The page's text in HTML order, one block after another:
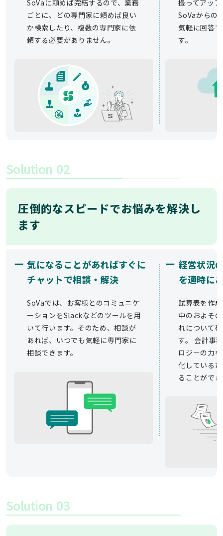
SoVaに頼めば完結するので、業務
ごとに、どの専門家に頼めば良い
か検索したり、複数の専門家に依
頼する必要がありません。
撮ってアッ
SoVaからの
気軽に回答
す。
Solution 02
圧倒的なスピードでお悩みを解決し
ます
ー 気になることがあればすぐに
チャットで相談・解決
SoVaでは、お客様とのコミュニケ
ーションをSlackなどのツールを用
いて行います。そのため、相談が
あれば、いつでも気軽に専門家に
相談できます。
ー 経営状況
を適時に
試算表を作
中のおよそ
れについて
す。 会計事
ロジーの力
化している
ることがで
Solution 03